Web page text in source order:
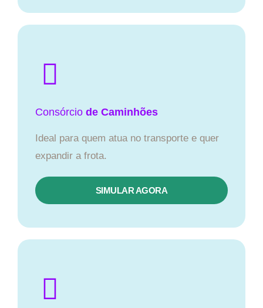
Consórcio de Caminhões
Ideal para quem atua no transporte e quer
expandir a frota.
SIMULAR AGORA